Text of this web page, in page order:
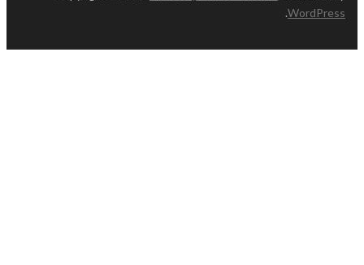
WordPress
.